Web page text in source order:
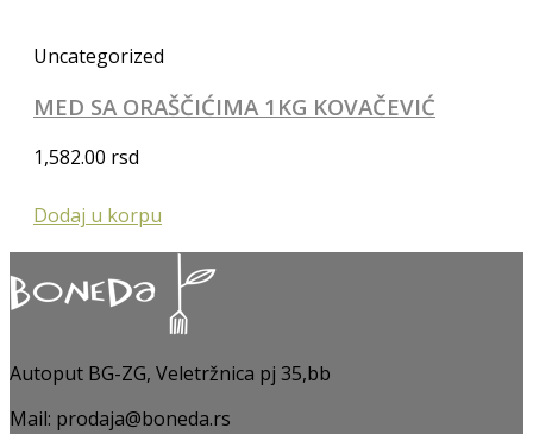
Uncategorized
MED SA ORAŠČIĆIMA 1KG KOVAČEVIĆ
1,582.00 rsd
Dodaj u korpu
Autoput BG-ZG, Veletržnica pj 35,bb
Mail: prodaja@boneda.rs